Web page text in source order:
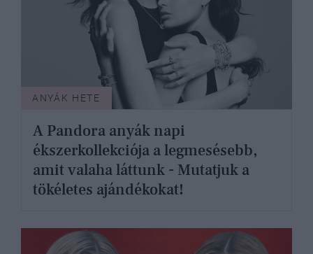
ANYÁK HETE
A Pandora anyák napi
ékszerkollekciója a legmesésebb,
amit valaha láttunk - Mutatjuk a
tökéletes ajándékokat!